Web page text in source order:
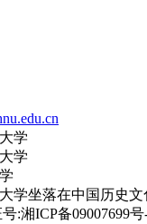
学
学
学坐落在中国历史
:湘ICP备09007699号